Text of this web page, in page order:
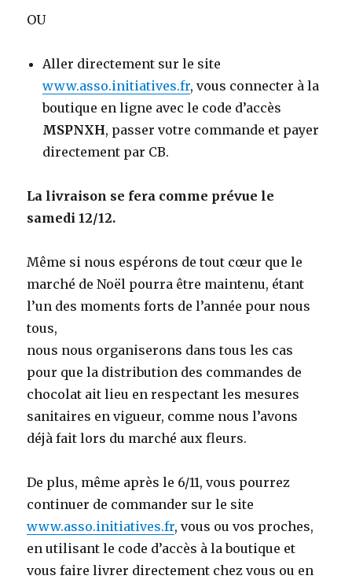
OU
Aller directement sur le site
www.asso.initiatives.fr, vous connecter à la
boutique en ligne avec le code d’accès
MSPNXH, passer votre commande et payer
directement par CB.
La livraison se fera comme prévue le
samedi 12/12.
Même si nous espérons de tout cœur que le
marché de Noël pourra être maintenu, étant
l’un des moments forts de l’année pour nous
tous,
nous nous organiserons dans tous les cas
pour que la distribution des commandes de
chocolat ait lieu en respectant les mesures
sanitaires en vigueur, comme nous l’avons
déjà fait lors du marché aux fleurs.
De plus, même après le 6/11, vous pourrez
continuer de commander sur le site
www.asso.initiatives.fr, vous ou vos proches,
en utilisant le code d’accès à la boutique et
vous faire livrer directement chez vous ou en